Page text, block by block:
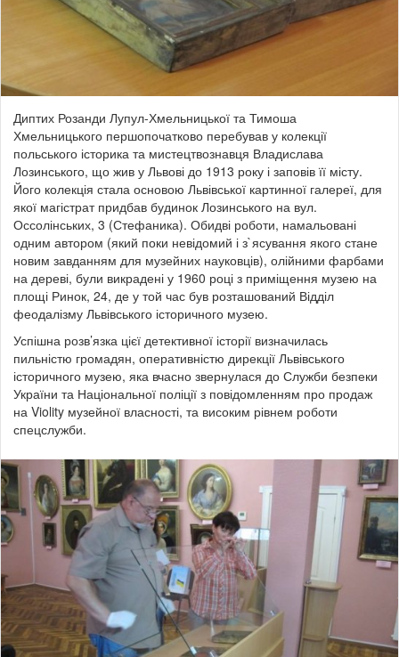
Диптих Розанди Лупул-Хмельницької та Тимоша
Хмельницького першопочатково перебував у колекції
польського історика та мистецтвознавця Владислава
Лозинського, що жив у Львові до 1913 року і заповів її місту.
Його колекція стала основою Львівської картинної галереї, для
якої магістрат придбав будинок Лозинського на вул.
Оссолінських, 3 (Стефаника). Обидві роботи, намальовані
одним автором (який поки невідомий і з`ясування якого стане
новим завданням для музейних науковців), олійними фарбами
на дереві, були викрадені у 1960 році з приміщення музею на
площі Ринок, 24, де у той час був розташований Відділ
феодалізму Львівського історичного музею.
Успішна розв’язка цієї детективної історії визначилась
пильністю громадян, оперативністю дирекції Львівського
історичного музею, яка вчасно звернулася до Служби безпеки
України та Національної поліції з повідомленням про продаж
на Violity музейної власності, та високим рівнем роботи
спецслужби.